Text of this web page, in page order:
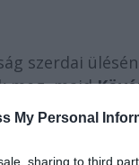
My Personal
sharing to third
szerdai
meg, majd